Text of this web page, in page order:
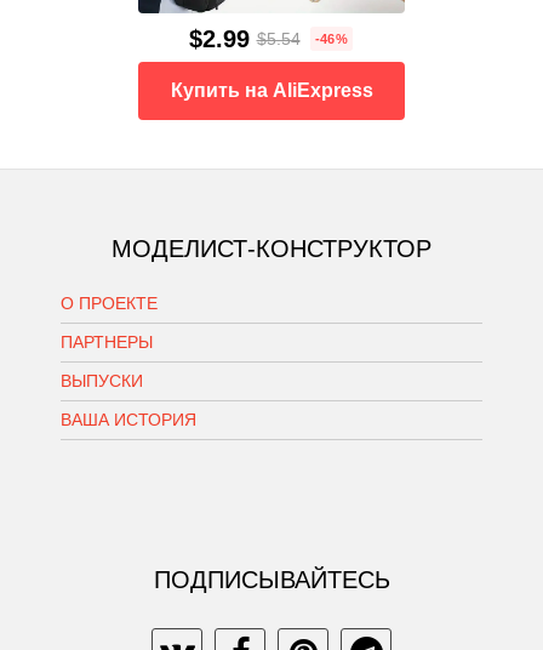
$2.99 $5.54 -46%
Купить на AliExpress
МОДЕЛИСТ-КОНСТРУКТОР
О ПРОЕКТЕ
ПАРТНЕРЫ
ВЫПУСКИ
ВАША ИСТОРИЯ
ПОДПИСЫВАЙТЕСЬ